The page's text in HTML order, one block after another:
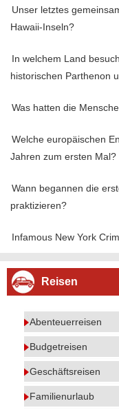
Unser letztes
Hawaii-Inseln?
In welchem ​​Land
historischen Parthenon
Was hatten die
Welche europäischen
Jahren zum ersten Mal?
Wann begannen die
praktizieren?
Infamous New York
Reisen
Abenteuerreisen
Budgetreisen
Geschäftsreisen
Familienurlaub